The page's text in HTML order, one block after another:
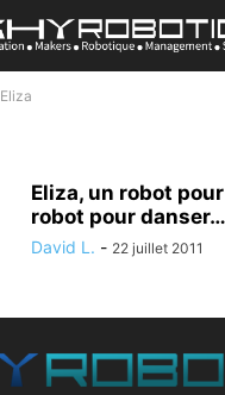
Eliza
Eliza, un robot
robot pour danser…
David L. - 22 juillet 2011